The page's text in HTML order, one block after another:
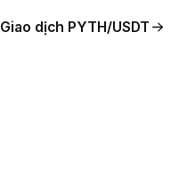
Giao dịch PYTH/USDT